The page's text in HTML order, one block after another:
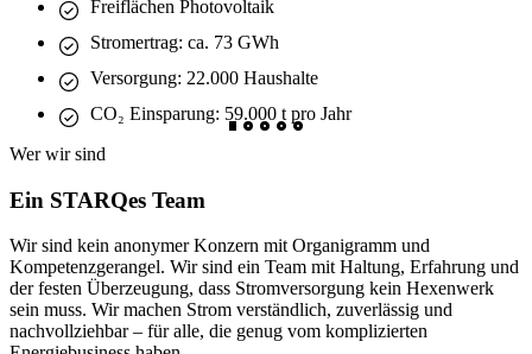
Freiflächen Photovoltaik
Stromertrag: ca. 73 GWh
Versorgung: 22.000 Haushalte
CO₂ Einsparung: 59.000 t pro Jahr
Wer wir sind
Ein STARQes Team
Wir sind kein anonymer Konzern mit Organigramm und
Kompetenzgerangel. Wir sind ein Team mit Haltung, Erfahrung und
der festen Überzeugung, dass Stromversorgung kein Hexenwerk
sein muss. Wir machen Strom verständlich, zuverlässig und
nachvollziehbar – für alle, die genug vom komplizierten